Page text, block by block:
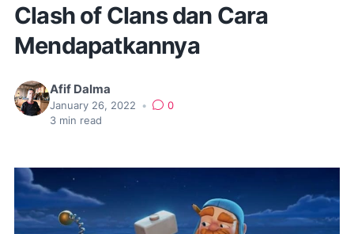
Clash of Clans dan Cara
Mendapatkannya
Afif Dalma
January 26, 2022 •
0
3 min read